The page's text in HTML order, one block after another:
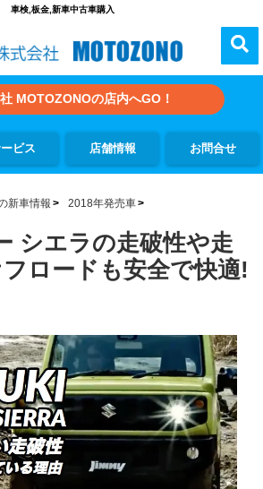
車検,板金,新車中古車購入
MOTOZONOの店内へGO！
ビス 店舗情報 お問合せ
新車情報 2018年発売車
シエラの走破性や走
ロードも安全で快適!